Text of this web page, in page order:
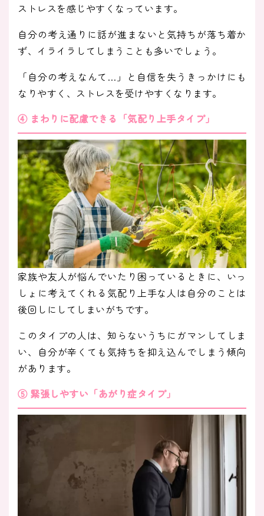
ストレスを感じやすくなっています。
自分の考え通りに話が進まないと気持ちが落ち着か
ず、イライラしてしまうことも多いでしょう。
「自分の考えなんて…」と自信を失うきっかけにも
なりやすく、ストレスを受けやすくなります。
④ まわりに配慮できる「気配り上手タイプ」
家族や友人が悩んでいたり困っているときに、いっ
しょに考えてくれる気配り上手な人は自分のことは
後回しにしてしまいがちです。
このタイプの人は、知らないうちにガマンしてしま
い、自分が辛くても気持ちを抑え込んでしまう傾向
があります。
⑤ 緊張しやすい「あがり症タイプ」